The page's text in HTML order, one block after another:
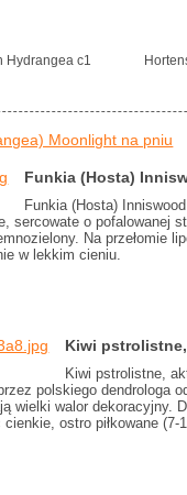
Hydrangea c1
Moonlight na pniu
Funkia (Hosta)
Funkia (Hosta)
sercowate o pofalowanej
Na przełomie
w lekkim cieniu.
Kiwi
Kiwi pstrolistne,
polskiego dendrologa
wielki walor dekoracyjny.
ostro piłkowane